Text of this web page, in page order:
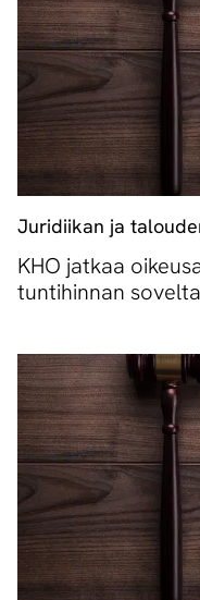
Juridiikan ja
KHO jatkaa
tuntihinnan